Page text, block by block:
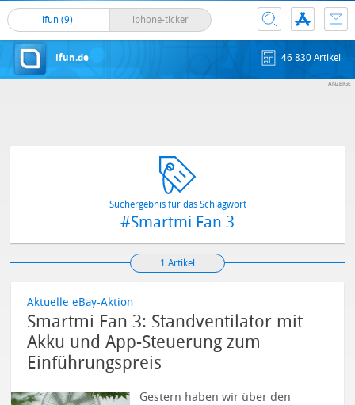
ifun (9) iphone-ticker
ifun.de 46 830 Artikel
Suchergebnis für das Schlagwort
#Smartmi Fan 3
1 Artikel
Aktuelle eBay-Aktion
Smartmi Fan 3: Standventilator mit
Akku und App-Steuerung zum
Einführungspreis
Gestern haben wir über den